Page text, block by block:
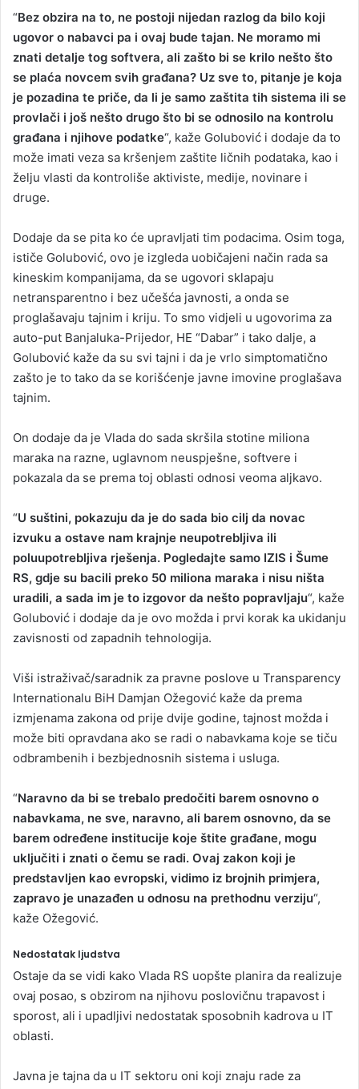
“Bez obzira na to, ne postoji nijedan razlog da bilo koji
ugovor o nabavci pa i ovaj bude tajan. Ne moramo mi
znati detalje tog softvera, ali zašto bi se krilo nešto što
se plaća novcem svih građana? Uz sve to, pitanje je koja
je pozadina te priče, da li je samo zaštita tih sistema ili se
provlači i još nešto drugo što bi se odnosilo na kontrolu
građana i njihove podatke“, kaže Golubović i dodaje da to
može imati veza sa kršenjem zaštite ličnih podataka, kao i
želju vlasti da kontroliše aktiviste, medije, novinare i
druge.
Dodaje da se pita ko će upravljati tim podacima. Osim toga,
ističe Golubović, ovo je izgleda uobičajeni način rada sa
kineskim kompanijama, da se ugovori sklapaju
netransparentno i bez učešća javnosti, a onda se
proglašavaju tajnim i kriju. To smo vidjeli u ugovorima za
auto-put Banjaluka-Prijedor, HE “Dabar” i tako dalje, a
Golubović kaže da su svi tajni i da je vrlo simptomatično
zašto je to tako da se korišćenje javne imovine proglašava
tajnim.
On dodaje da je Vlada do sada skršila stotine miliona
maraka na razne, uglavnom neuspješne, softvere i
pokazala da se prema toj oblasti odnosi veoma aljkavo.
“U suštini, pokazuju da je do sada bio cilj da novac
izvuku a ostave nam krajnje neupotrebljiva ili
poluupotrebljiva rješenja. Pogledajte samo IZIS i Šume
RS, gdje su bacili preko 50 miliona maraka i nisu ništa
uradili, a sada im je to izgovor da nešto popravljaju“, kaže
Golubović i dodaje da je ovo možda i prvi korak ka ukidanju
zavisnosti od zapadnih tehnologija.
Viši istraživač/saradnik za pravne poslove u Transparency
Internationalu BiH Damjan Ožegović kaže da prema
izmjenama zakona od prije dvije godine, tajnost možda i
može biti opravdana ako se radi o nabavkama koje se tiču
odbrambenih i bezbjednosnih sistema i usluga.
“Naravno da bi se trebalo predočiti barem osnovno o
nabavkama, ne sve, naravno, ali barem osnovno, da se
barem određene institucije koje štite građane, mogu
uključiti i znati o čemu se radi. Ovaj zakon koji je
predstavljen kao evropski, vidimo iz brojnih primjera,
zapravo je unazađen u odnosu na prethodnu verziju“,
kaže Ožegović.
Nedostatak ljudstva
Ostaje da se vidi kako Vlada RS uopšte planira da realizuje
ovaj posao, s obzirom na njihovu poslovičnu trapavost i
sporost, ali i upadljivi nedostatak sposobnih kadrova u IT
oblasti.
Javna je tajna da u IT sektoru oni koji znaju rade za